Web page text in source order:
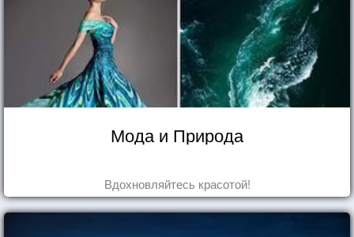
Мода и Природа
Вдохновляйтесь красотой!